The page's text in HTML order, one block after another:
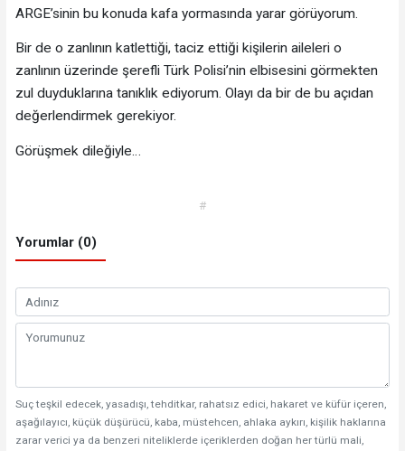
ARGE’sinin bu konuda kafa yormasında yarar görüyorum.
Bir de o zanlının katlettiği, taciz ettiği kişilerin aileleri o
zanlının üzerinde şerefli Türk Polisi’nin elbisesini görmekten
zul duyduklarına tanıklık ediyorum. Olayı da bir de bu açıdan
değerlendirmek gerekiyor.
Görüşmek dileğiyle…
#
Yorumlar (0)
Suç teşkil edecek, yasadışı, tehditkar, rahatsız edici, hakaret ve küfür içeren,
aşağılayıcı, küçük düşürücü, kaba, müstehcen, ahlaka aykırı, kişilik haklarına
zarar verici ya da benzeri niteliklerde içeriklerden doğan her türlü mali,